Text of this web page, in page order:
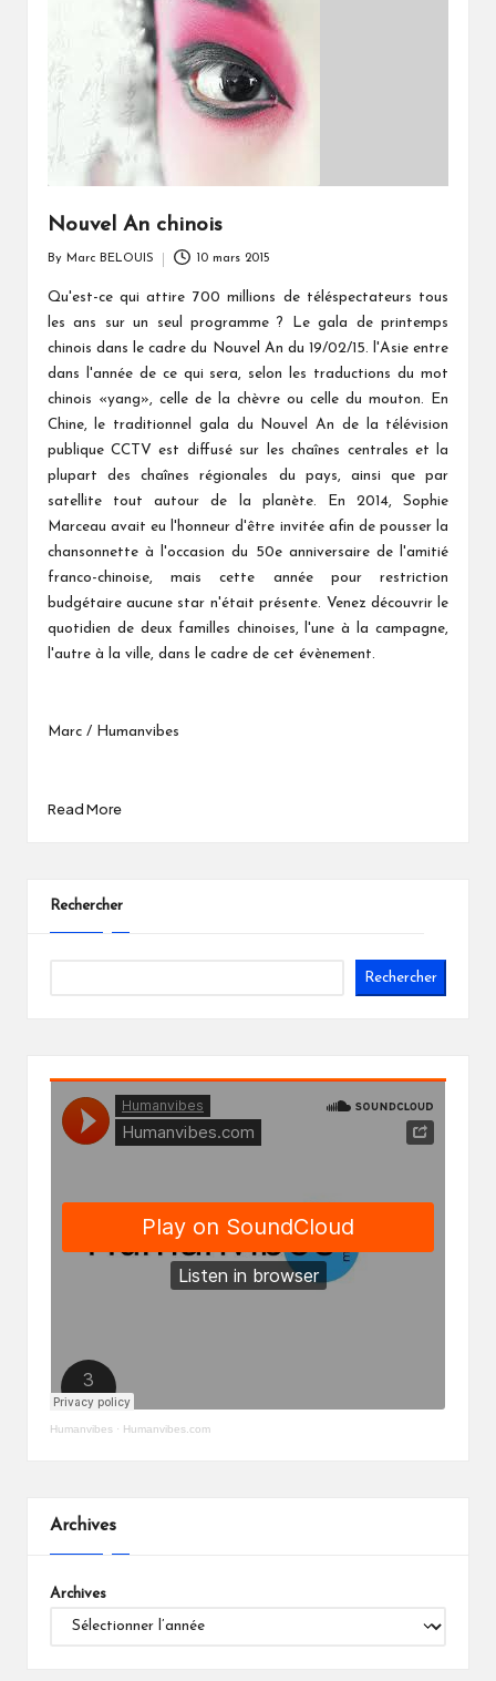
Nouvel An chinois
by
By Marc BELOUIS 10 mars 2015
Qu'est-ce qui attire 700 millions de téléspectateurs tous
les ans sur un seul programme ? Le gala de printemps
chinois dans le cadre du Nouvel An du 19/02/15. l'Asie entre
dans l'année de ce qui sera, selon les traductions du mot
chinois «yang», celle de la chèvre ou celle du mouton. En
Chine, le traditionnel gala du Nouvel An de la télévision
publique CCTV est diffusé sur les chaînes centrales et la
plupart des chaînes régionales du pays, ainsi que par
satellite tout autour de la planète. En 2014, Sophie
Marceau avait eu l'honneur d'être invitée afin de pousser la
chansonnette à l'occasion du 50e anniversaire de l'amitié
franco-chinoise, mais cette année pour restriction
budgétaire aucune star n'était présente. Venez découvrir le
quotidien de deux familles chinoises, l'une à la campagne,
l'autre à la ville, dans le cadre de cet évènement.
Marc / Humanvibes
Read More
Rechercher
Rechercher
Humanvibes · Humanvibes.com
Archives
Archives